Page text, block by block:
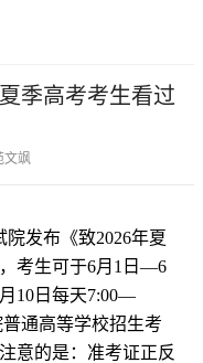
季高考考生看过
文飒
发布《致2026年夏
考生可于6月1日—6
10日每天7:00—
通高等学校招生考
意的是：准考证正反